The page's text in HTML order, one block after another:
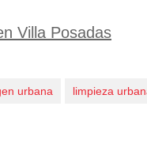
Villa Posadas
urbana limpieza